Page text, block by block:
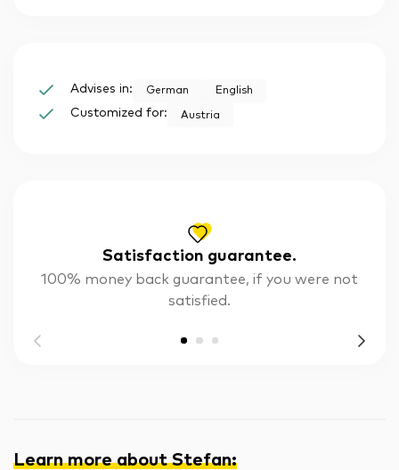
Satisfaction guarantee.
100% money back guarantee, if you were not
satisfied.
Learn more about Stefan:
Advises in: German English
Customized for: Austria